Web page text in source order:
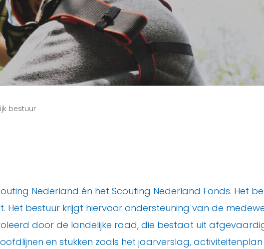
bestuur
Nederland én het Scouting Nederland Fonds. Het
Het bestuur krijgt hiervoor ondersteuning van de
door de landelijke raad, die bestaat uit
en stukken zoals het jaarverslag,